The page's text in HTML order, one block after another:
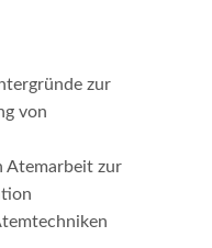
zur
von
Atemarbeit zur